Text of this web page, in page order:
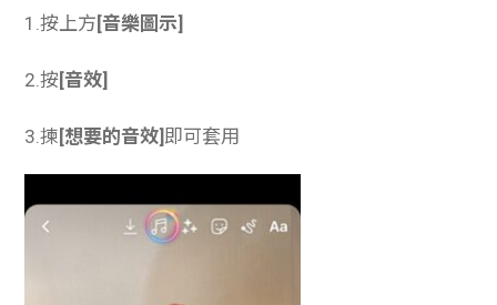
1.按上方 [音樂圖示]
2.按[音效]
3.揀 [想要的音效] 即可套用